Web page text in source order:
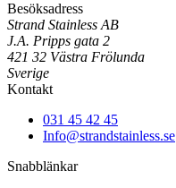
Besöksadress
Strand Stainless AB
J.A. Pripps gata 2
421 32 Västra Frölunda
Sverige
Kontakt
031 45 42 45
Info@strandstainless.se
Snabblänkar